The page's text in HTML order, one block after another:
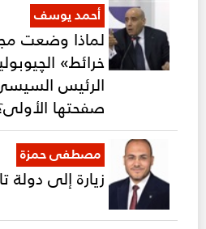
أحمد يوسف
لماذا وضعت
خرائط»
الرئيس
صفحتها
مصطفى حمزة
زيارة إلى دولة